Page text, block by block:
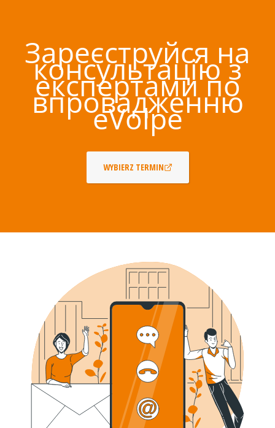
Зареєструйся на
консультацію з
експертами по
впровадженню
eVolpe
WYBIERZ TERMIN